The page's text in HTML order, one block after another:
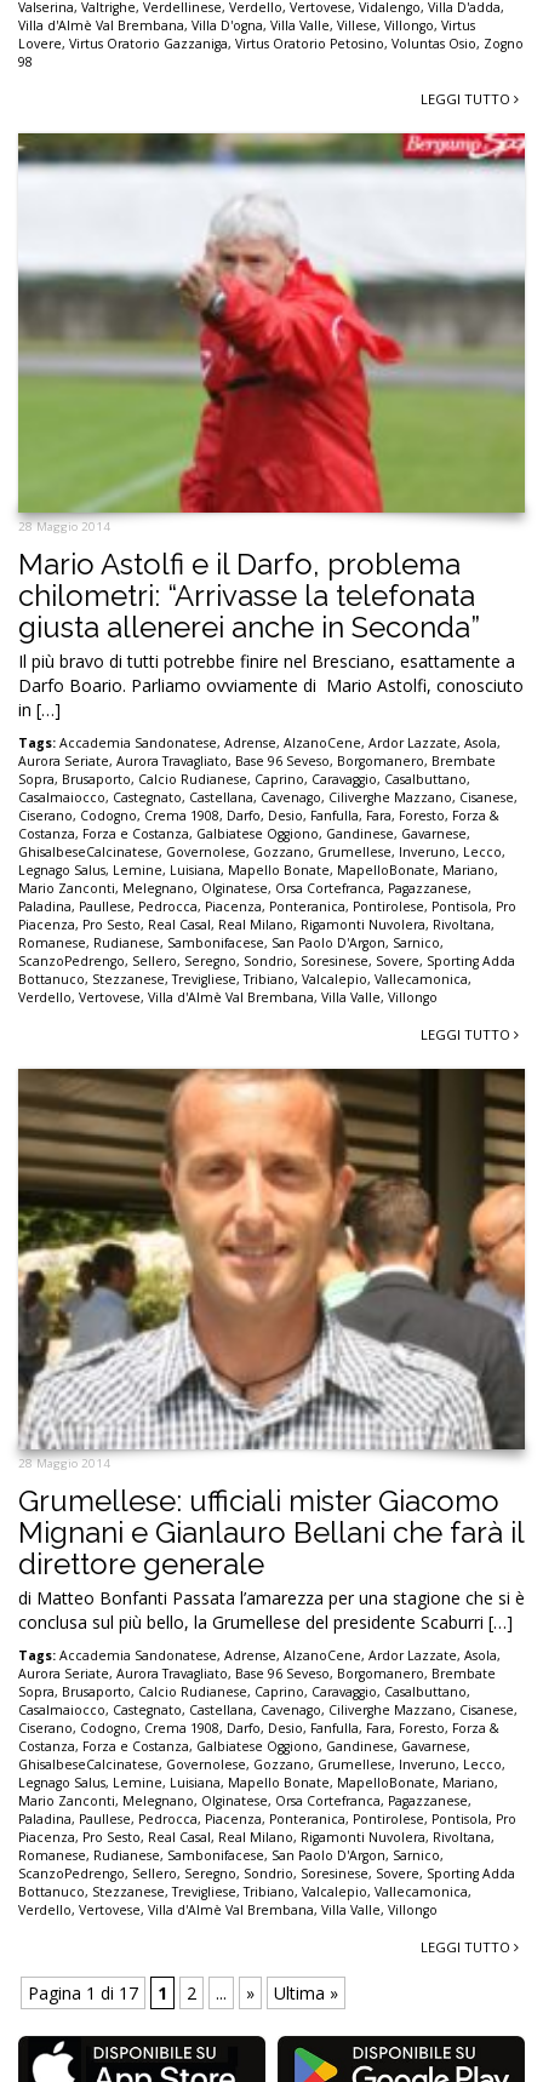
Valserina, Valtrighe, Verdellinese, Verdello, Vertovese, Vidalengo, Villa D'adda,
Villa d'Almè Val Brembana, Villa D'ogna, Villa Valle, Villese, Villongo, Virtus
Lovere, Virtus Oratorio Gazzaniga, Virtus Oratorio Petosino, Voluntas Osio, Zogno
98
LEGGI TUTTO
28 Maggio 2014
Mario Astolfi e il Darfo, problema
chilometri: “Arrivasse la telefonata
giusta allenerei anche in Seconda”
Il più bravo di tutti potrebbe finire nel Bresciano, esattamente a
Darfo Boario. Parliamo ovviamente di Mario Astolfi, conosciuto
in […]
Tags: Accademia Sandonatese, Adrense, AlzanoCene, Ardor Lazzate, Asola,
Aurora Seriate, Aurora Travagliato, Base 96 Seveso, Borgomanero, Brembate
Sopra, Brusaporto, Calcio Rudianese, Caprino, Caravaggio, Casalbuttano,
Casalmaiocco, Castegnato, Castellana, Cavenago, Ciliverghe Mazzano, Cisanese,
Ciserano, Codogno, Crema 1908, Darfo, Desio, Fanfulla, Fara, Foresto, Forza &
Costanza, Forza e Costanza, Galbiatese Oggiono, Gandinese, Gavarnese,
GhisalbeseCalcinatese, Governolese, Gozzano, Grumellese, Inveruno, Lecco,
Legnago Salus, Lemine, Luisiana, Mapello Bonate, MapelloBonate, Mariano,
Mario Zanconti, Melegnano, Olginatese, Orsa Cortefranca, Pagazzanese,
Paladina, Paullese, Pedrocca, Piacenza, Ponteranica, Pontirolese, Pontisola, Pro
Piacenza, Pro Sesto, Real Casal, Real Milano, Rigamonti Nuvolera, Rivoltana,
Romanese, Rudianese, Sambonifacese, San Paolo D'Argon, Sarnico,
ScanzoPedrengo, Sellero, Seregno, Sondrio, Soresinese, Sovere, Sporting Adda
Bottanuco, Stezzanese,Trevigliese,Tribiano, Valcalepio, Vallecamonica,
Verdello, Vertovese, Villa d'Almè Val Brembana, Villa Valle, Villongo
LEGGI TUTTO
28 Maggio 2014
Grumellese: ufficiali mister Giacomo
Mignani e Gianlauro Bellani che farà il
direttore generale
di Matteo Bonfanti Passata l’amarezza per una stagione che si è
conclusa sul più bello, la Grumellese del presidente Scaburri […]
Tags: Accademia Sandonatese, Adrense, AlzanoCene, Ardor Lazzate, Asola,
Aurora Seriate, Aurora Travagliato, Base 96 Seveso, Borgomanero, Brembate
Sopra, Brusaporto, Calcio Rudianese, Caprino, Caravaggio, Casalbuttano,
Casalmaiocco, Castegnato, Castellana, Cavenago, Ciliverghe Mazzano, Cisanese,
Ciserano, Codogno, Crema 1908, Darfo, Desio, Fanfulla, Fara, Foresto, Forza &
Costanza, Forza e Costanza, Galbiatese Oggiono, Gandinese, Gavarnese,
GhisalbeseCalcinatese, Governolese, Gozzano, Grumellese, Inveruno, Lecco,
Legnago Salus, Lemine, Luisiana, Mapello Bonate, MapelloBonate, Mariano,
Mario Zanconti, Melegnano, Olginatese, Orsa Cortefranca, Pagazzanese,
Paladina, Paullese, Pedrocca, Piacenza, Ponteranica, Pontirolese, Pontisola, Pro
Piacenza, Pro Sesto, Real Casal, Real Milano, Rigamonti Nuvolera, Rivoltana,
Romanese, Rudianese, Sambonifacese, San Paolo D'Argon, Sarnico,
ScanzoPedrengo, Sellero, Seregno, Sondrio, Soresinese, Sovere, Sporting Adda
Bottanuco, Stezzanese,Trevigliese,Tribiano, Valcalepio, Vallecamonica,
Verdello, Vertovese, Villa d'Almè Val Brembana, Villa Valle, Villongo
LEGGI TUTTO
Pagina 1 di 17 1 2 ... » Ultima »